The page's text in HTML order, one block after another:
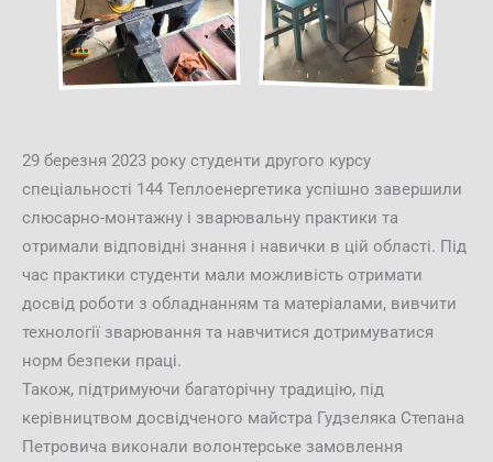
29 березня 2023 року студенти другого курсу
спеціальності 144 Теплоенергетика успішно завершили
слюсарно-монтажну і зварювальну практики та
отримали відповідні знання і навички в цій області. Під
час практики студенти мали можливість отримати
досвід роботи з обладнанням та матеріалами, вивчити
технології зварювання та навчитися дотримуватися
норм безпеки праці.
Також, підтримуючи багаторічну традицію, під
керівництвом досвідченого майстра Гудзеляка Степана
Петровича виконали волонтерське замовлення